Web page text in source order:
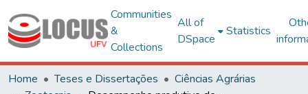
Communities
&
Collections
All of
DSpace
Statistics
Home Teses e Dissertações
Ciências Agrárias